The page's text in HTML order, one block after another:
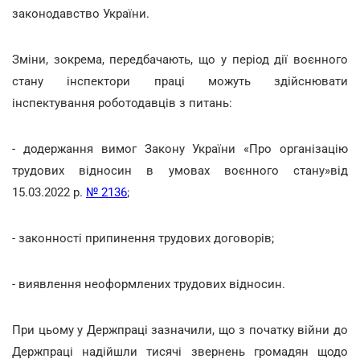
законодавство України.
Зміни, зокрема, передбачають, що у період дії воєнного
стану інспектори праці можуть здійснювати
інспектування роботодавців з питань:
- додержання вимог Закону України «Про організацію
трудових відносин в умовах воєнного стану»від
15.03.2022 р. № 2136;
- законності припинення трудових договорів;
- виявлення неоформлених трудових відносин.
При цьому у Держпраці зазначили, що з початку війни до
Держпраці надійшли тисячі звернень громадян щодо